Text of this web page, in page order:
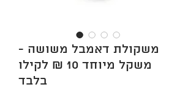
משקולת דאמבל משושה -
משקל מיוחד 10 ₪ לקילו
בלבד